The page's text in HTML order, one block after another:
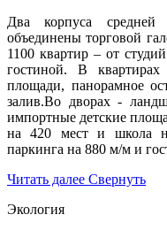
Два корпуса
объединены торговой
1100 квартир – от
гостиной. В
площади, панорамное
залив.Во дворах -
импортные детские
на 420 мест и школа
паркинга на 880 м/м и
Читать далее Свернуть
Экология